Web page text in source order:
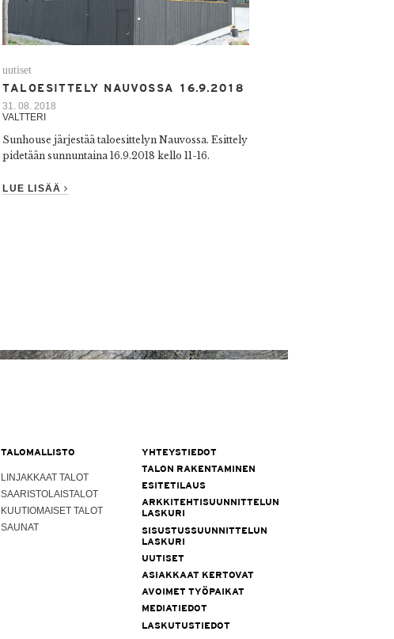
uutiset
TALOESITTELY NAUVOSSA 16.9.2018
31. 08. 2018
VALTTERI
Sunhouse järjestää taloesittelyn Nauvossa. Esittely
pidetään sunnuntaina 16.9.2018 kello 11-16.
LUE LISÄÄ
TALOMALLISTO
LINJAKKAAT TALOT
SAARISTOLAISTALOT
KUUTIOMAISET TALOT
SAUNAT
YHTEYSTIEDOT
TALON RAKENTAMINEN
ESITETILAUS
ARKKITEHTISUUNNITTELUN
LASKURI
SISUSTUSSUUNNITTELUN
LASKURI
UUTISET
ASIAKKAAT KERTOVAT
AVOIMET TYÖPAIKAT
MEDIATIEDOT
LASKUTUSTIEDOT